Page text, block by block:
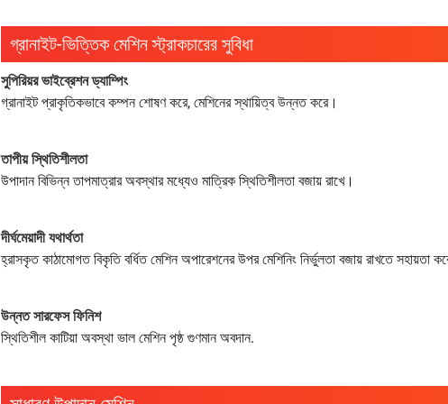
গ্রানাইট-ভিত্তিক মেশিন স্ট্রাকচারের সুবিধা
সুপিরিয়র ভাইব্রেশন ড্যাম্পিং
গ্রানাইট প্রাকৃতিকভাবে কম্পন শোষণ করে, মেশিনের স্থায়িত্ব উন্নত করে।
তাপীয় স্থিতিশীলতা
উপাদান বিভিন্ন তাপমাত্রার অবস্থার মধ্যেও মাত্রিক স্থিতিশীলতা বজায় রাখে।
দীর্ঘমেয়াদী যথার্থতা
হ্রাসকৃত কাঠামোগত বিকৃতি বর্ধিত মেশিন অপারেশনের উপর মেশিনিং নির্ভুলতা বজায় রাখতে সহায়তা
উন্নত সারফেস ফিনিশ
স্থিতিশীল কাটিয়া অবস্থা ভাল মেশিন পৃষ্ঠ গুণমান অবদান.